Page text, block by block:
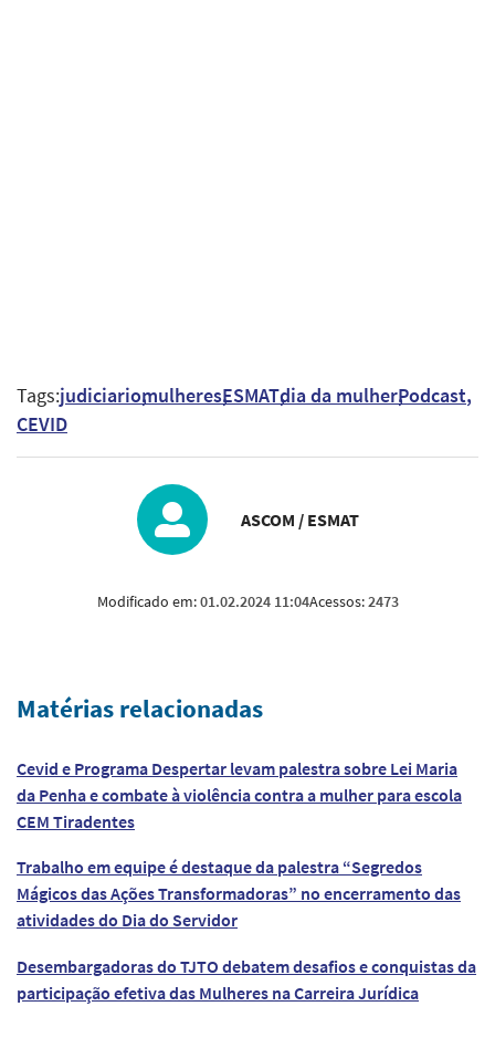
Tags:judiciariomulheresESMATdia da mulherPodcast
CEVID
ASCOM / ESMAT
Modificado em:01.02.2024 11:04Acessos:2473
Matérias relacionadas
Cevid e Programa Despertar levam palestra sobre Lei Maria
da Penha e combate à violência contra a mulher para escola
CEM Tiradentes
Trabalho em equipe é destaque da palestra “Segredos
Mágicos das Ações Transformadoras” no encerramento das
atividades do Dia do Servidor
Desembargadoras do TJTO debatem desafios e conquistas da
participação efetiva das Mulheres na Carreira Jurídica